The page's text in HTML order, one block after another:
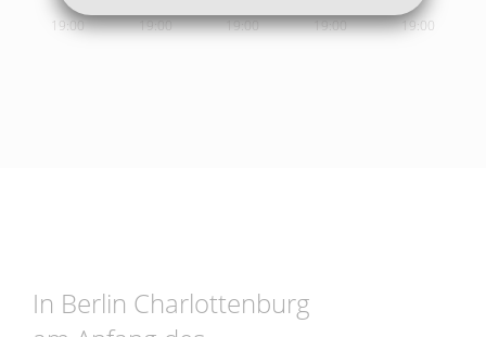
19:00
19:00
19:00
19:00
19:00
In Berlin Charlottenburg